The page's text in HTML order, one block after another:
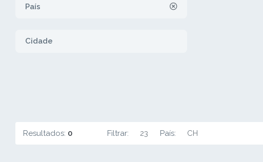
País
Cidade
Resultados: 0 Filtrar: 23 País: CH